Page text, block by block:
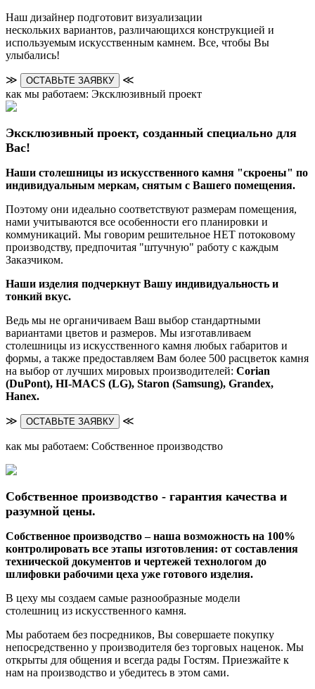
Наш дизайнер подготовит визуализации
нескольких вариантов, различающихся конструкцией и
используемым искусственным камнем. Все, чтобы Вы
улыбались!
≫ ОСТАВЬТЕ ЗАЯВКУ
≪
как мы работаем: Эксклюзивный проект
Эксклюзивный проект, созданный специально для
Вас!
Наши столешницы из искусственного камня "скроены" по
индивидуальным меркам, снятым с Вашего помещения.
Поэтому они идеально соответствуют размерам помещения,
нами учитываются все особенности его планировки и
коммуникаций. Мы говорим решительное НЕТ потоковому
производству, предпочитая "штучную" работу с каждым
Заказчиком.
Наши изделия подчеркнут Вашу индивидуальность и
тонкий вкус.
Ведь мы не органичиваем Ваш выбор стандартными
вариантами цветов и размеров. Мы изготавливаем
столешницы из искусственного камня любых габаритов и
формы, а также предоставляем Вам более 500 расцветок камня
на выбор от лучших мировых производителей: Corian
(DuPont), HI-MACS (LG), Staron (Samsung), Grandex,
Hanex.
≫ ОСТАВЬТЕ ЗАЯВКУ ≪
как мы работаем: Собственное производство
Собственное производство - гарантия качества и
разумной цены.
Собственное производство – наша возможность на 100%
контролировать все этапы изготовления: от составления
технической документов и чертежей технологом до
шлифовки рабочими цеха уже готового изделия.
В цеху мы создаем самые разнообразные модели
столешниц из искусственного камня.
Мы работаем без посредников, Вы совершаете покупку
непосредственно у производителя без торговых наценок. Мы
открыты для общения и всегда рады Гостям. Приезжайте к
нам на производство и убедитесь в этом сами.